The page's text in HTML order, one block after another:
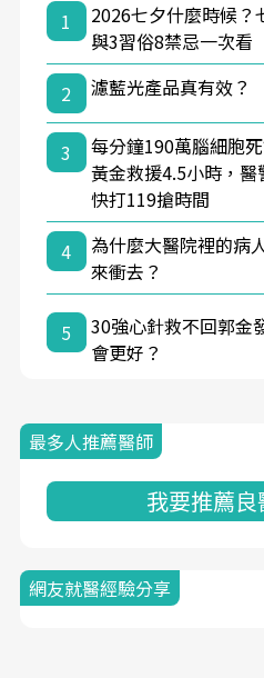
1
2026七夕什麼時候？
與3習俗8禁忌一次看
2
濾藍光產品真有效
3
每分鐘190萬腦細胞
黃金救援4.5小時，
快打119搶時間
4
為什麼大醫院裡的病
來衝去？
5
30強心針救不回郭金
會更好？
最多人推薦醫師
我要推薦良
網友就醫經驗分享